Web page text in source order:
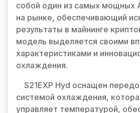
собой один из самых мощных
на рынке, обеспечивающий
результаты в майнинге
модель выделяется своими
характеристиками и
охлаждения.
S21EXP Hyd оснащен
системой охлаждения,
управляет температурой,